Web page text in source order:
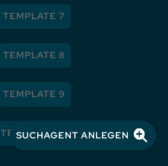
TEMPLATE 7
TEMPLATE 8
TEMPLATE 9
TEMPLATE 10
SUCHAGENT ANLEGEN